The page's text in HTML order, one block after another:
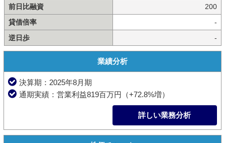
前日比融資
200
貸借倍率
-
逆日歩
-
業績分析
決算期：2025年8月期
通期実績：営業利益819百万円（+72.8%増）
詳しい業務分析